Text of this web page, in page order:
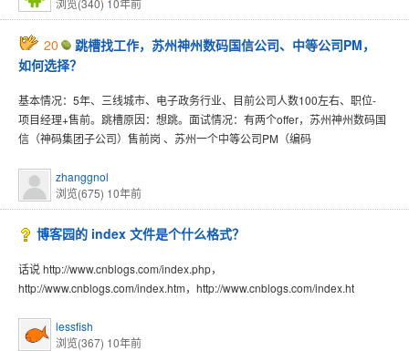
浏览(340) 10年前
20
跳槽找工作，苏州神州数码国信公司、中等公司PM，
如何选择？
基本情况：5年、三线城市、电子政务行业、目前公司人数100左右、职位-
项目经理+售前。跳槽原因：想跳。面试情况：有两个offer，苏州神州数码国
信（神码集团子公司）售前岗 、苏州一个中等公司PM（编码
zhanggnol
浏览(675) 10年前
博客园的 index 文件是个什么格式？
话说 http://www.cnblogs.com/index.php，
http://www.cnblogs.com/index.htm，http://www.cnblogs.com/index.ht
lessfish
浏览(367) 10年前